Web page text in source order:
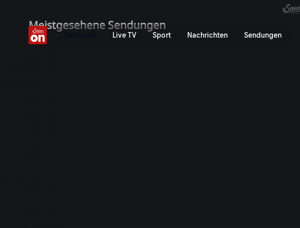
Live TV Sport Nachrichten Sendungen
ServusTV On: Livestreams,
Meistgesehene Sendungen